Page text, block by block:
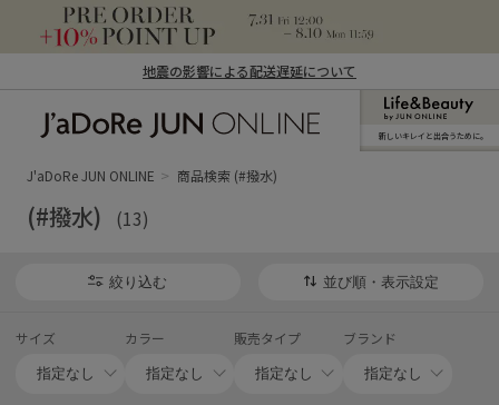
地震の影響による配送遅延について
ン オンライン）
新しいキレイと出合うために。
J'aDoRe JUN ONLINE 商品検索 (#撥水)
(#撥水) (13)
絞り込む 並び順・表示設定
サイズ カラー 販売タイプ ブランド